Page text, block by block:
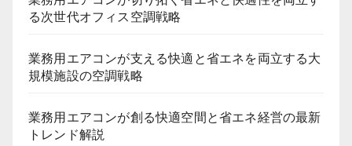
る次世代オフィス空調戦略
業務用エアコンが支える快適と省エネを両立する大
規模施設の空調戦略
業務用エアコンが創る快適空間と省エネ経営の最新
トレンド解説